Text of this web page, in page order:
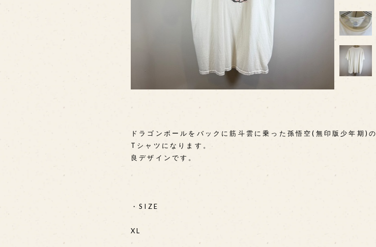
ドラゴンボールをバックに筋斗雲に乗った孫悟空(無印版少年期)の
Tシャツになります。
良デザインです。
・SIZE
XL